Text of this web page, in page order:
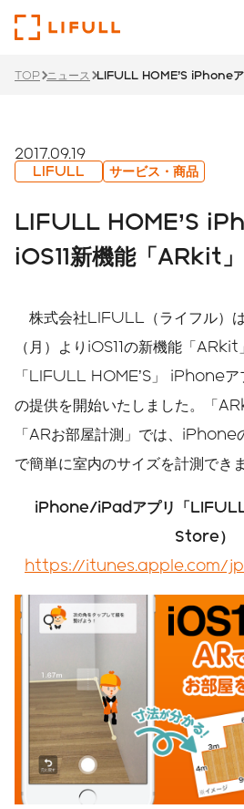
Japanese
サービス
ニュース
TOP ニュース LIFULL HOME’S iPhoneア
2017.09.19
LIFULL サービス・商品
LIFULL HOME’S
iOS11新機能「ARkit
株式会社LIFULL（ライフル）
（月）よりiOS11の新機能「ARkit
「LIFULL HOME’S」 iPhoneア
の提供を開始いたしました。「
「ARお部屋計測」では、iPhone
で簡単に室内のサイズを計測できま
iPhone/iPadアプリ「
Store）
https://itunes.apple.com/